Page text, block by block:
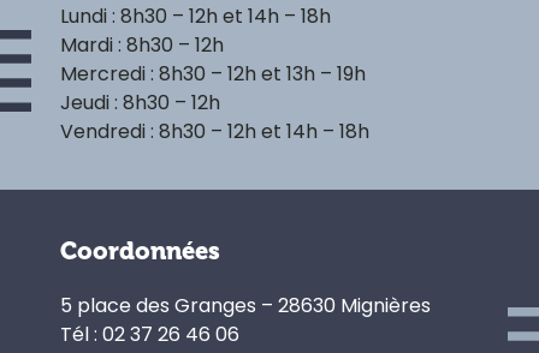
Lundi : 8h30 – 12h et 14h – 18h
Mardi : 8h30 – 12h
Mercredi : 8h30 – 12h et 13h – 19h
Jeudi : 8h30 – 12h
Vendredi : 8h30 – 12h et 14h – 18h
Coordonnées
5 place des Granges – 28630 Mignières
Tél : 02 37 26 46 06